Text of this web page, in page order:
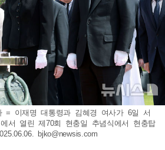
= 이재명 대통령과 김혜경 여사가 6일 서
서 열린 제70회 현충일 추념식에서 현충탑
bjko@newsis.com